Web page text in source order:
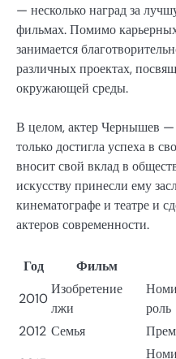
— несколько наград за
фильмах. Помимо
занимается
различных проектах,
окружающей среды.
В целом, актер Чернышев —
только достигла успеха в
вносит свой вклад в
искусству принесли ему
кинематографе и театре и
актеров современности.
Год Фильм
2010
Изобретение
лжи
роль
2012 Семья